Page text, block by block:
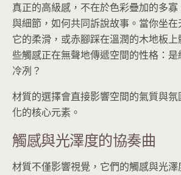
真正的高級感，不在於色彩疊加的多
與細節，如何共同訴說故事。當你坐
它的柔滑，或赤腳踩在溫潤的木地板
些觸感正在無聲地傳遞空間的性格：
冷冽？
材質的選擇會直接影響空間的氣質與
化的核心元素。
觸感與光澤度的協奏曲
材質不僅影響視覺，它們的觸感與光